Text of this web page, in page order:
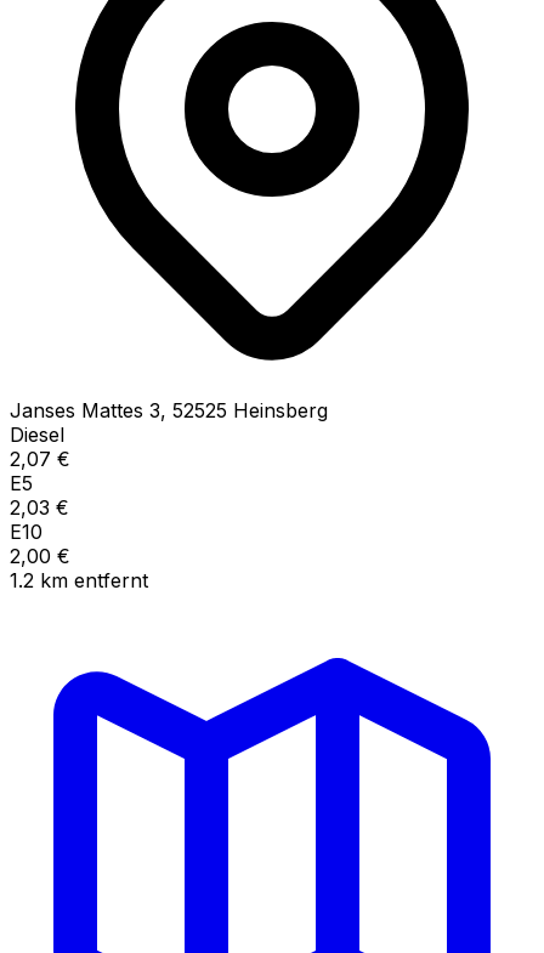
Janses Mattes 3, 52525 Heinsberg
Diesel
2,07 €
E5
2,03 €
E10
2,00 €
1.2 km entfernt